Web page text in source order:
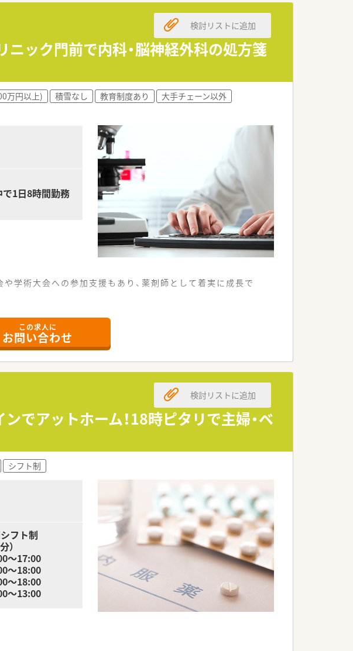
い社風です。
ができます。
環境です。
が目指せます。
れています。
ます。
ています。
年収1,100万円も可能です。
入が上がります。
ック門前で内科・脳神経外科の処方箋
検討リストに追加
万円以上) 積雪なし 教育制度あり
大手チェーン以外
で1日8時間勤務
学術大会への参加支援もあり、薬剤師として着実に成長で
利な好立地にある調剤薬局です。
り30枚から40枚ほどを対応します。
かで日々の業務に取り組んでいます。
し続けてきた歴史ある法人です。
るなど業界発展に尽力しています。
ランスを重視する社風が魅力です。
から600万円の提示が可能な求人です。
収入の増加を見込むことができます。
に加えてさらなる収入アップが目指せます。
この求人に
お問い合わせ
アットホーム！18時ピタリで主婦・ベ
検討リストに追加
シフト制
フト制
）
～17:00
～18:00
～18:00